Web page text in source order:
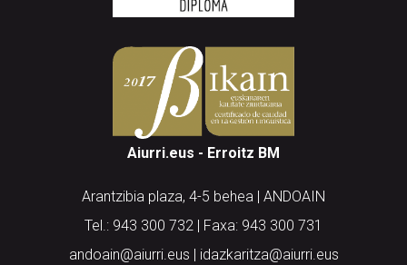
Aiurri.eus - Erroitz BM
Arantzibia plaza, 4-5 behea | ANDOAIN
Tel.: 943 300 732 | Faxa: 943 300 731
andoain@aiurri.eus | idazkaritza@aiurri.eus